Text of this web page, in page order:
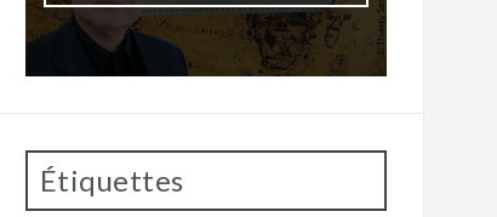
Étiquettes